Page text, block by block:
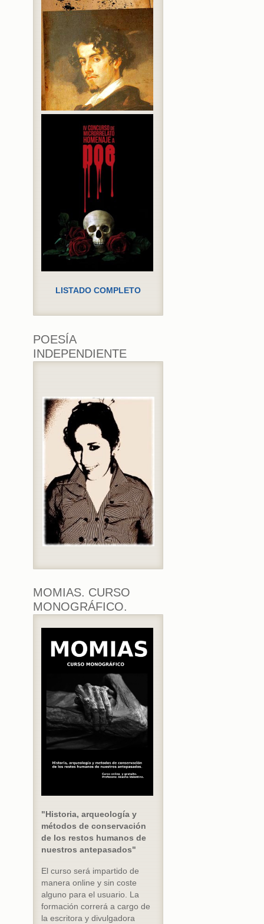
LISTADO COMPLETO
POESÍA
INDEPENDIENTE
MOMIAS. CURSO
MONOGRÁFICO.
"Historia, arqueología y
métodos de conservación
de los restos humanos de
nuestros antepasados"
El curso será impartido de
manera online y sin coste
alguno para el usuario. La
formación correrá a cargo de
la escritora y divulgadora